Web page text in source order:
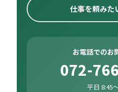
仕事を頼みた
お電話でのお
072-
平日 8:45